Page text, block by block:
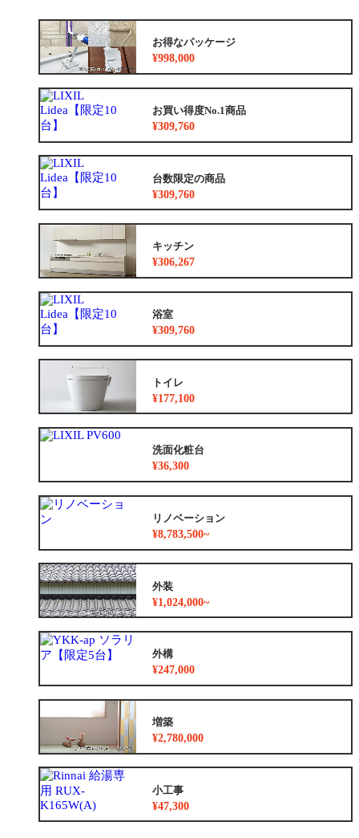
お得なパッケージ
¥998,000
お買い得度No.1商品
¥309,760
台数限定の商品
¥309,760
キッチン
¥306,267
浴室
¥309,760
トイレ
¥177,100
洗面化粧台
¥36,300
リノベーション
¥8,783,500~
外装
¥1,024,000~
外構
¥247,000
増築
¥2,780,000
小工事
¥47,300